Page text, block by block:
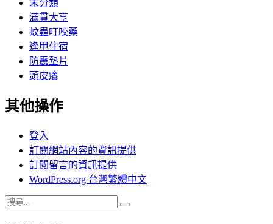
未分類
滿貫大亨
蚊蟲叮咬藥
逢甲住宿
防震墊片
頭皮癢
其他操作
登入
訂閱網站內容的資訊提供
訂閱留言的資訊提供
WordPress.org 台灣繁體中文
搜